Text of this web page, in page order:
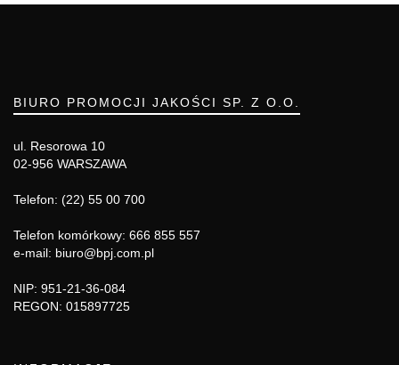
BIURO PROMOCJI JAKOŚCI SP. Z O.O.
ul. Resorowa 10
02-956 WARSZAWA
Telefon: (22) 55 00 700
Telefon komórkowy: 666 855 557
e-mail: biuro@bpj.com.pl
NIP: 951-21-36-084
REGON: 015897725